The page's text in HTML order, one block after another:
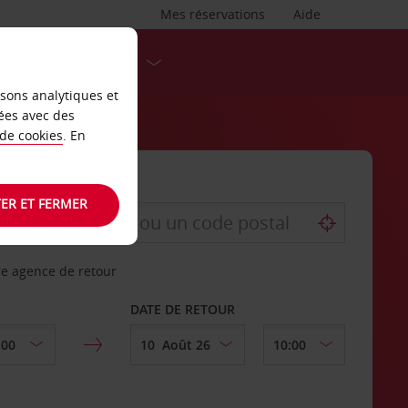
Aide
Mes réservations
agence de retour
DATE DE RETOUR
analytiques et
avec des
cookies. En
ET FERMER